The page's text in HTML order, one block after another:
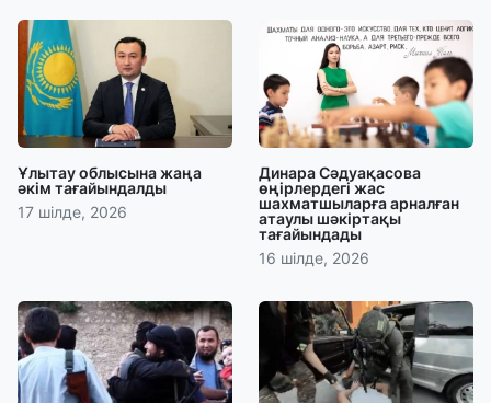
Ұлытау облысына жаңа
әкім тағайындалды
17 шілде, 2026
Динара Сәдуақасова
өңірлердегі жас
шахматшыларға арналған
атаулы шәкіртақы
тағайындады
16 шілде, 2026